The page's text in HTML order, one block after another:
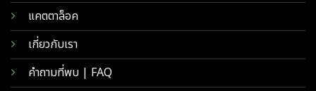
แคตตาล็อค
เกี่ยวกับเรา
คำถามที่พบ | FAQ